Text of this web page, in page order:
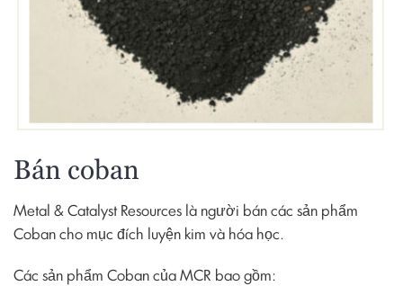
Bán coban
Metal & Catalyst Resources là người bán các sản phẩm
Coban cho mục đích luyện kim và hóa học.
Các sản phẩm Coban của MCR bao gồm: